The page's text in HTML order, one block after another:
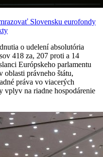
Slovensku eurofondy
o udelení absolutória
418 za, 207 proti a 14
Európskeho parlamentu
oblasti právneho štátu,
práva vo viacerých
vplyv na riadne hospodárenie